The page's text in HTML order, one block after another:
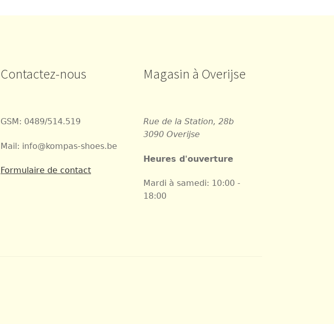
Contactez-nous
GSM: 0489/514.519
Mail: info@kompas-shoes.be
Formulaire de contact
Magasin à Overijse
Rue de la Station, 28b
3090 Overijse
Heures d'ouverture
Mardi à samedi: 10:00 -
18:00